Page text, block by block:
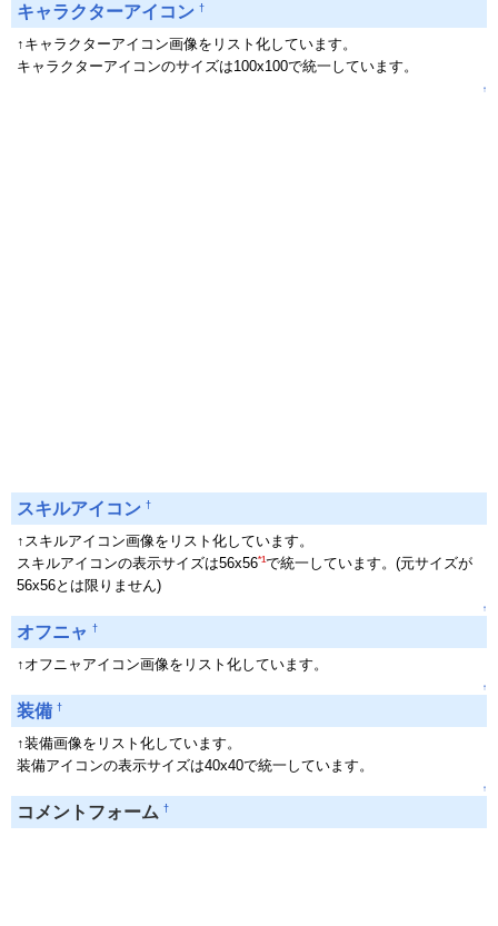
キャラクターアイコン †
↑キャラクターアイコン画像をリスト化しています。
キャラクターアイコンのサイズは100x100で統一しています。
↑
スキルアイコン †
↑スキルアイコン画像をリスト化しています。
スキルアイコンの表示サイズは56x56*1で統一しています。(元サイズが
56x56とは限りません)
↑
オフニャ †
↑オフニャアイコン画像をリスト化しています。
↑
装備 †
↑装備画像をリスト化しています。
装備アイコンの表示サイズは40x40で統一しています。
↑
コメントフォーム †